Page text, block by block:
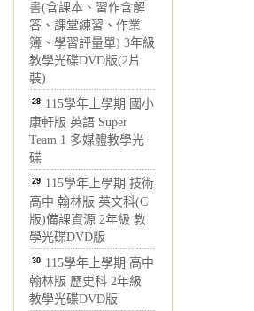
書(含課本、習作含解
答、課堂練習、作業
簿、學習評量單) 3年級
教學光碟DVD版(2片
裝)
28 115學年上學期 國小
康軒版 英語 Super
Team 1 多媒體教學光
碟
29 115學年上學期 技術
高中 翰林版 英文科(C
版)備課資源 2年級 教
學光碟DVD版
30 115學年上學期 高中
翰林版 歷史科 2年級
教學光碟DVD版